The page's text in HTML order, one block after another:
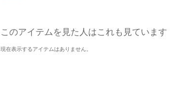
このアイテムを見た人はこれも見ています
現在表示するアイテムはありません。